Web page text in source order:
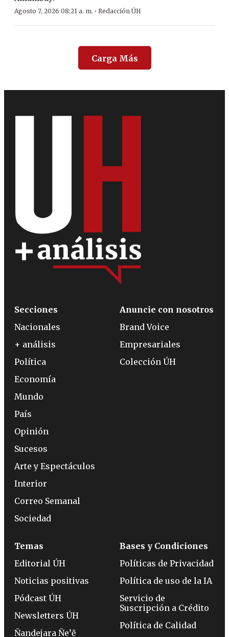
Agosto 7, 2026 08:21 a. m. · Redacción ÚH
Carga Más
Secciones
Nacionales
+ análisis
Política
Economía
Mundo
País
Opinión
Sucesos
Arte y Espectáculos
Interior
Correo Semanal
Sociedad
Anuncie con nosotros
Brand Voice
Empresariales
Colección ÚH
Temas
Editorial ÚH
Noticias positivas
Pódcast ÚH
Newsletters ÚH
Ñandejara Ñe’ẽ
Bases y Condiciones
Políticas de Privacidad
Política de uso de la IA
Servicio de
Suscripción a Crédito
Política de Calidad